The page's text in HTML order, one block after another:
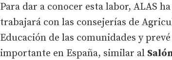
Para dar a conocer esta labor, ALAS
trabajará con las consejerías de
Educación de las comunidades y
importante en España, similar al